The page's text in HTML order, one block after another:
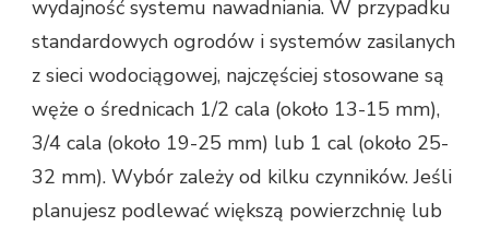
wydajność systemu nawadniania. W przypadku
standardowych ogrodów i systemów zasilanych
z sieci wodociągowej, najczęściej stosowane są
węże o średnicach 1/2 cala (około 13-15 mm),
3/4 cala (około 19-25 mm) lub 1 cal (około 25-
32 mm). Wybór zależy od kilku czynników. Jeśli
planujesz podlewać większą powierzchnię lub